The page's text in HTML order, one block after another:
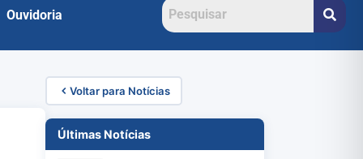
Ouvidoria
Voltar para Notícias
Últimas Notícias